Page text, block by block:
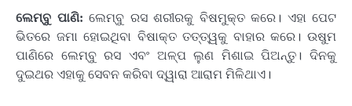
ଲେମ୍ବୁ ପାଣି: ଲେମ୍ବୁ ରସ ଶରୀରକୁ ବିଷମୁକ୍ତ କରେ। ଏହା ପେଟ
ଭିତରେ ଜମା ହୋଇଥିବା ବିଷାକ୍ତ ତତ୍ତ୍ୱକୁ ବାହାର କରେ। ଉଷୁମ
ପାଣିରେ ଲେମ୍ବୁ ରସ ଏବଂ ଅଳ୍ପ ଲୁଣ ମିଶାଇ ପିଅନ୍ତୁ। ଦିନକୁ
ଦୁଇଥର ଏହାକୁ ସେବନ କରିବା ଦ୍ୱାରା ଆରାମ ମିଳିଥାଏ।